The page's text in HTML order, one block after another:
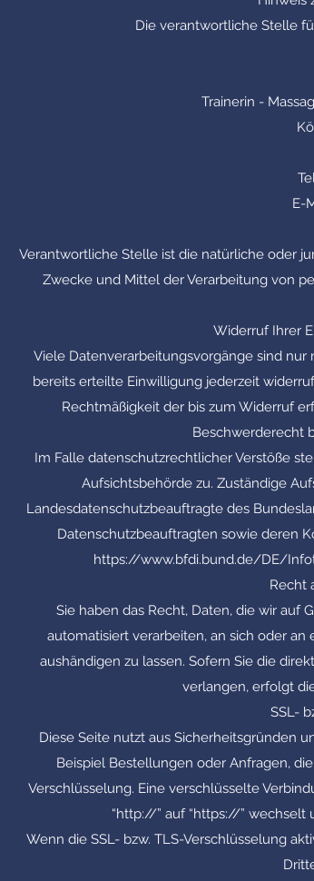
Die verantwortliche Stelle
Trainerin -
E-
Verantwortliche Stelle ist die natürliche oder
Zwecke und Mittel der Verarbeitung von
Widerruf Ihrer
Viele Datenverarbeitungsvorgänge sind
bereits erteilte Einwilligung jederzeit
Rechtmäßigkeit der bis zum Widerruf
Beschwerderecht
Im Falle datenschutzrechtlicher Verstöße
Aufsichtsbehörde zu. Zuständige
Landesdatenschutzbeauftragte des
Datenschutzbeauftragten sowie deren
https://www.bfdi.bund.de/DE/
Recht
Sie haben das Recht, Daten, die wir auf
automatisiert verarbeiten, an sich oder
aushändigen zu lassen. Sofern Sie die
verlangen, erfolgt
SSL-
Diese Seite nutzt aus Sicherheitsgründen
Beispiel Bestellungen oder Anfragen,
Verschlüsselung. Eine verschlüsselte
“http://” auf “https://” wechselt
Wenn die SSL- bzw. TLS-Verschlüsselung